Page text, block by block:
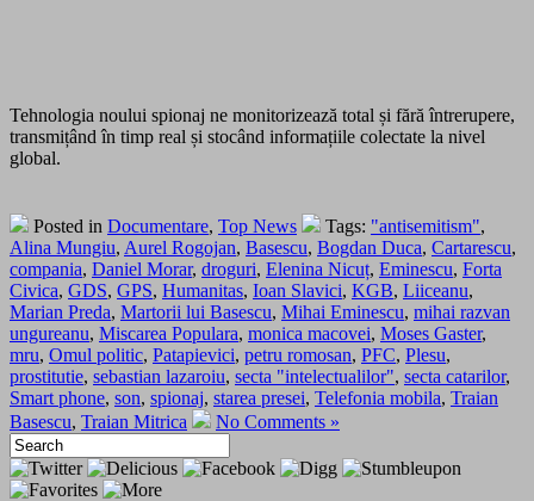
Tehnologia noului spionaj ne monitorizează total și fără întrerupere,
transmițând în timp real și stocând informațiile colectate la nivel
global.
Posted in Documentare, Top News Tags: "antisemitism",
Alina Mungiu, Aurel Rogojan, Basescu, Bogdan Duca, Cartarescu,
compania, Daniel Morar, droguri, Elenina Nicuț, Eminescu, Forta
Civica, GDS, GPS, Humanitas, Ioan Slavici, KGB, Liiceanu,
Marian Preda, Martorii lui Basescu, Mihai Eminescu, mihai razvan
ungureanu, Miscarea Populara, monica macovei, Moses Gaster,
mru, Omul politic, Patapievici, petru romosan, PFC, Plesu,
prostitutie, sebastian lazaroiu, secta "intelectualilor", secta catarilor,
Smart phone, son, spionaj, starea presei, Telefonia mobila, Traian
Basescu, Traian Mitrica No Comments »